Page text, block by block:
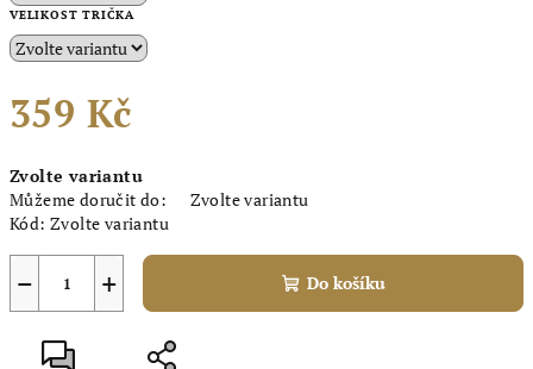
VELIKOST TRIČKA
359 Kč
cena:
Zvolte variantu
Můžeme doručit do:
Zvolte variantu
Kód: Zvolte variantu
+
− Do košíku